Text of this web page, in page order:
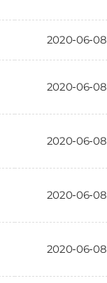
2020-06-08
2020-06-08
2020-06-08
2020-06-08
2020-06-08